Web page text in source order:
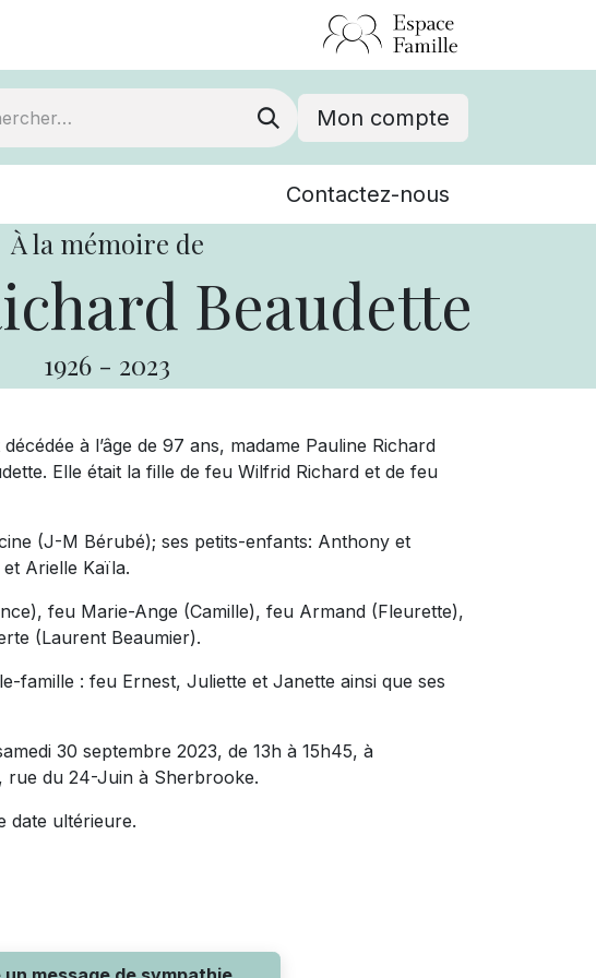
Mon compte
Événements
Contactez-nous
À la mémoire de
Beaudette
1926 - 2023
à l’âge de 97 ans, madame Pauline Richard
Elle était la fille de feu Wilfrid Richard et de feu
(J-M Bérubé); ses petits-enfants: Anthony et
Arielle Kaïla.
feu Marie-Ange (Camille), feu Armand (Fleurette),
(Laurent Beaumier).
famille : feu Ernest, Juliette et Janette ainsi que ses
30 septembre 2023, de 13h à 15h45, à
rue du 24-Juin à Sherbrooke.
date ultérieure.